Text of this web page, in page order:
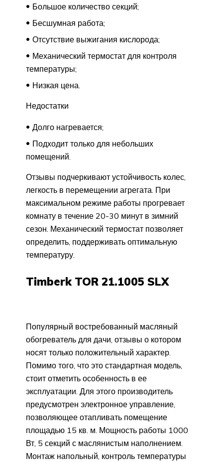
Большое количество секций;
Бесшумная работа;
Отсутствие выжигания кислорода;
Механический термостат для контроля
температуры;
Низкая цена.
Недостатки
Долго нагревается;
Подходит только для небольших
помещений.
Отзывы подчеркивают устойчивость колес,
легкость в перемещении агрегата. При
максимальном режиме работы прогревает
комнату в течение 20-30 минут в зимний
сезон. Механический термостат позволяет
определить, поддерживать оптимальную
температуру.
Timberk TOR 21.1005 SLX
Популярный востребованный масляный
обогреватель для дачи, отзывы о котором
носят только положительный характер.
Помимо того, что это стандартная модель,
стоит отметить особенность в ее
эксплуатации. Для этого производитель
предусмотрен электронное управление,
позволяющее отапливать помещение
площадью 15 кв. м. Мощность работы 1000
Вт, 5 секций с маслянистым наполнением.
Монтаж напольный, контроль температуры